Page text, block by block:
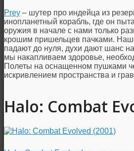
Prey – шутер про индейца из
инопланетный корабль, где он
оружия в начале с нами только
крошим пришельцев пачками.
падают до нуля, духи дают шанс
мы накапливаем здоровье,
Полеты на оснащенном пушками
искривлением пространства и
Halo: Combat